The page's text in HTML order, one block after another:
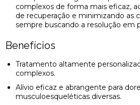
complexos de forma mais eficaz,
de recuperação e minimizando as
sempre buscando a resolução em
Benefícios
Tratamento altamente personalizado para problemas
complexos.
Alívio eficaz e abrangente para dores
musculoesqueléticas diversas.